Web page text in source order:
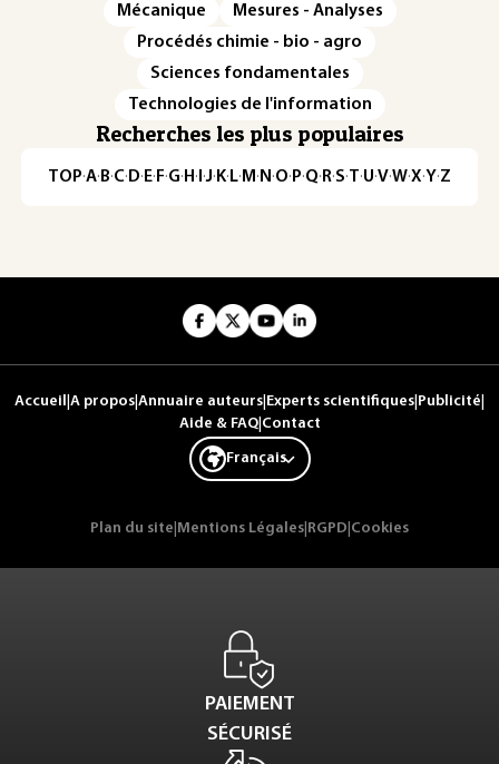
Mécanique
Mesures - Analyses
Procédés chimie - bio - agro
Sciences fondamentales
Technologies de l'information
Recherches les plus populaires
TOP·A·B·C· D· E· F·G· H · ·J· K· L· M · N ·O· P·Q· R·S·T·U·V·W·X·Y·Z
Accueil A propos Annuaire auteurs Experts scientifiques Publicité
Aide & FAQ| Contact
Français
Plan du site Mentions Légales RGPD Cookies
PAIEMENT
SÉCURISÉ